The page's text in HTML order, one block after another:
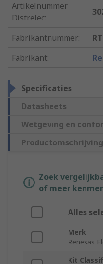
Artikelnummer
Distrelec:
Fabrikantnummer:
Fabrikant:
Specificaties
Datasheets
Wetgeving en
Productomschrijving
Zoek
of meer
Alles
Merk
Renesas
Kit